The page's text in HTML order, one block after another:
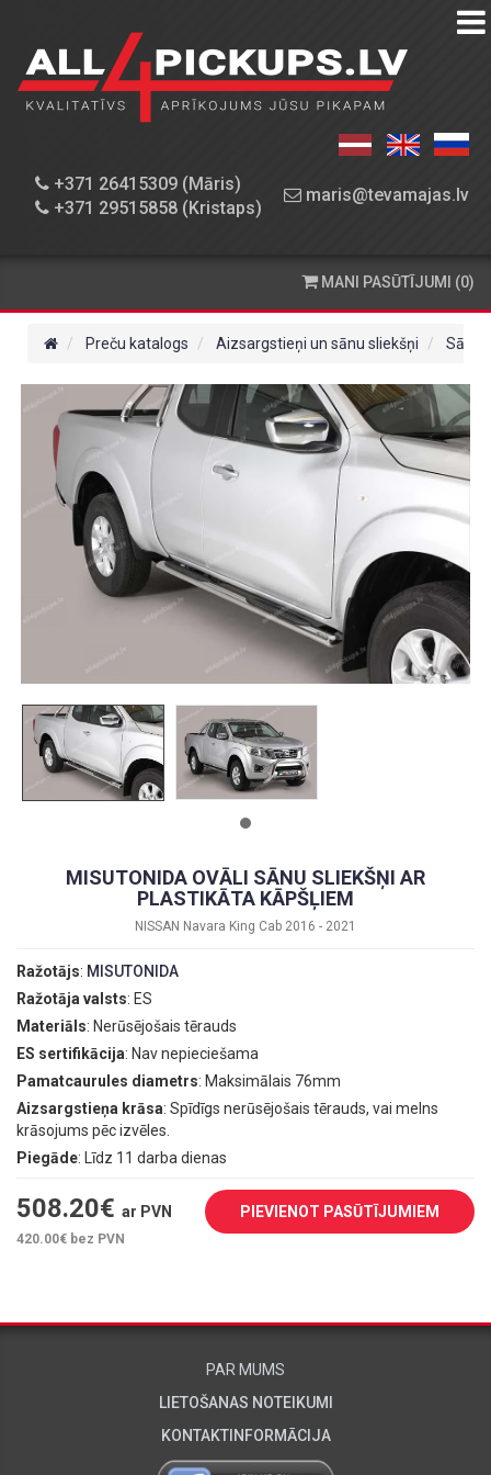
+371 26415309 (Māris)
+371 29515858 (Kristaps)
maris@tevamajas.lv
PREČU
KATALOGS
PIEGĀDE
KONTAKTINFORMĀCIJA
MANI PASŪTĪJUMI (0)
Preču katalogs Aizsargstieņi un sānu sliekšņi Sānu
MISUTONIDA OVĀLI SĀNU SLIEKŠŅI AR
PLASTIKĀTA KĀPŠĻIEM
NISSAN Navara King Cab 2016 - 2021
Ražotājs: MISUTONIDA
Ražotāja valsts: ES
Materiāls: Nerūsējošais tērauds
ES sertifikācija: Nav nepieciešama
Pamatcaurules diametrs: Maksimālais 76mm
Aizsargstieņa krāsa: Spīdīgs nerūsējošais tērauds, vai melns
krāsojums pēc izvēles.
Piegāde: Līdz 11 darba dienas
508.20€ ar PVN
420.00€ bez PVN
PIEVIENOT PASŪTĪJUMIEM
PAR MUMS
LIETOŠANAS NOTEIKUMI
KONTAKTINFORMĀCIJA